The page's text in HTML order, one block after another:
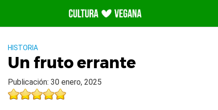
contenido
HISTORIA
Un fruto errante
Publicación: 30 enero, 2025